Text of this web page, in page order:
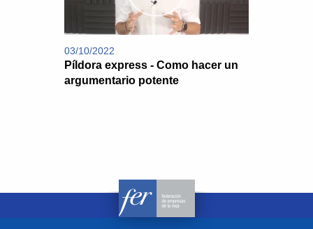
03/10/2022
Píldora express - Como hacer un
argumentario potente